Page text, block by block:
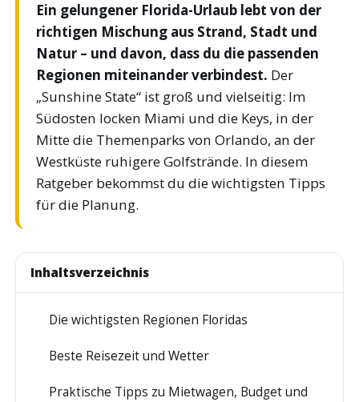
Ein gelungener Florida-Urlaub lebt von der
richtigen Mischung aus Strand, Stadt und
Natur – und davon, dass du die passenden
Regionen miteinander verbindest. Der
„Sunshine State“ ist groß und vielseitig: Im
Südosten locken Miami und die Keys, in der
Mitte die Themenparks von Orlando, an der
Westküste ruhigere Golfstrände. In diesem
Ratgeber bekommst du die wichtigsten Tipps
für die Planung.
Inhaltsverzeichnis
Die wichtigsten Regionen Floridas
Beste Reisezeit und Wetter
Praktische Tipps zu Mietwagen, Budget und